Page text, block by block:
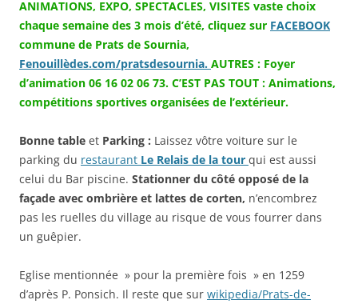
ANIMATIONS, EXPO, SPECTACLES, VISITES vaste choix
chaque semaine des 3 mois d’été, cliquez sur FACEBOOK
commune de Prats de Sournia,
Fenouillèdes.com/pratsdesournia. AUTRES : Foyer
d’animation 06 16 02 06 73. C’EST PAS TOUT : Animations,
compétitions sportives organisées de l’extérieur.
Bonne table et Parking : Laissez vôtre voiture sur le
parking du restaurant Le Relais de la tour qui est aussi
celui du Bar piscine. Stationner du côté opposé de la
façade avec ombrière et lattes de corten, n’encombrez
pas les ruelles du village au risque de vous fourrer dans
un guêpier.
Eglise mentionnée » pour la première fois » en 1259
d’après P. Ponsich. Il reste que sur wikipedia/Prats-de-